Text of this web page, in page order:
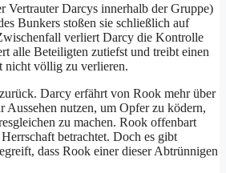
Vertrauter Darcys innerhalb der Gruppe)
Bunkers stoßen sie schließlich auf
verliert Darcy die Kontrolle
alle Beteiligten zutiefst und treibt einen
nicht völlig zu verlieren.
Darcy erfährt von Rook mehr über
Aussehen nutzen, um Opfer zu ködern,
zu machen. Rook offenbart
betrachtet. Doch es gibt
dass Rook einer dieser Abtrünnigen